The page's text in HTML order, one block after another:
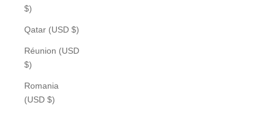
$)
Qatar (USD $)
Réunion (USD
$)
Romania
(USD $)